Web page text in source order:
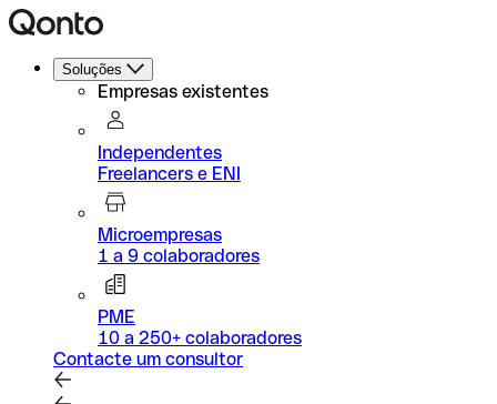
Soluções
Empresas existentes
Independentes
Freelancers e ENI
Microempresas
1 a 9 colaboradores
PME
10 a 250+ colaboradores
Contacte um consultor